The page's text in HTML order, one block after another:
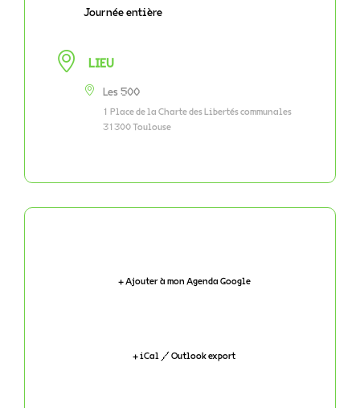
Journée entière
LIEU
Les 500
1 Place de la Charte des Libertés communales
31300 Toulouse
+ Ajouter à mon Agenda Google
+ iCal / Outlook export